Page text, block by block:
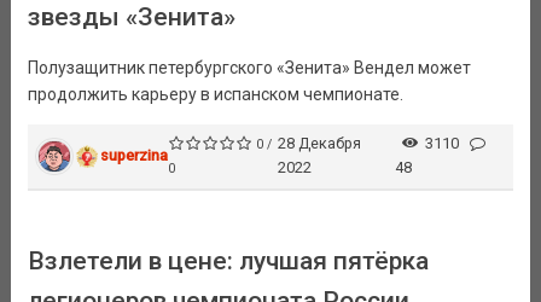
звезды «Зенита»
Полузащитник петербургского «Зенита» Вендел может
продолжить карьеру в испанском чемпионате.
superzina
0 /
0
28 Декабря
2022
3110
48
Взлетели в цене: лучшая пятёрка